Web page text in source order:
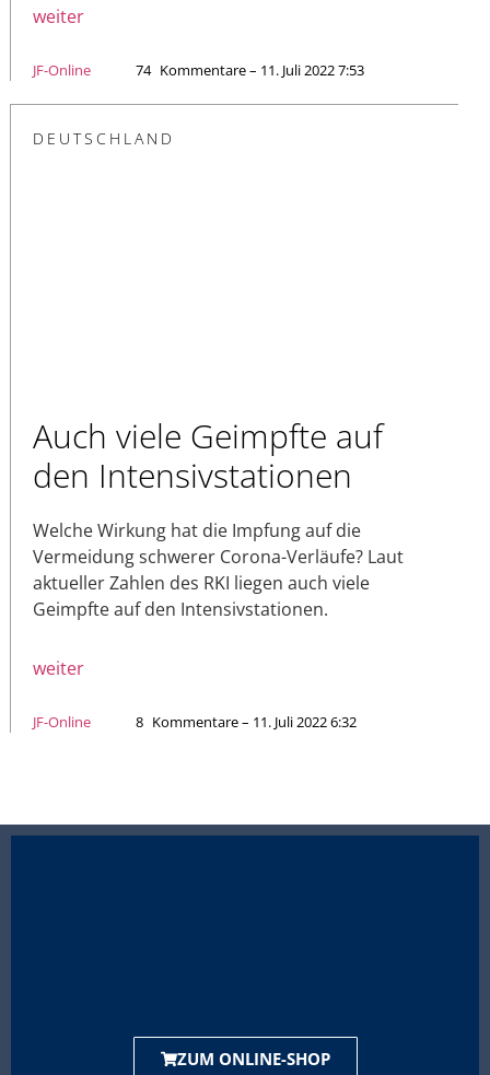
weiter
JF-Online 74 Kommentare – 11. Juli 2022 7:53
DEUTSCHLAND
Auch viele Geimpfte auf
den Intensivstationen
Welche Wirkung hat die Impfung auf die
Vermeidung schwerer Corona-Verläufe? Laut
aktueller Zahlen des RKI liegen auch viele
Geimpfte auf den Intensivstationen.
weiter
JF-Online 8 Kommentare – 11. Juli 2022 6:32
ZUM ONLINE-SHOP